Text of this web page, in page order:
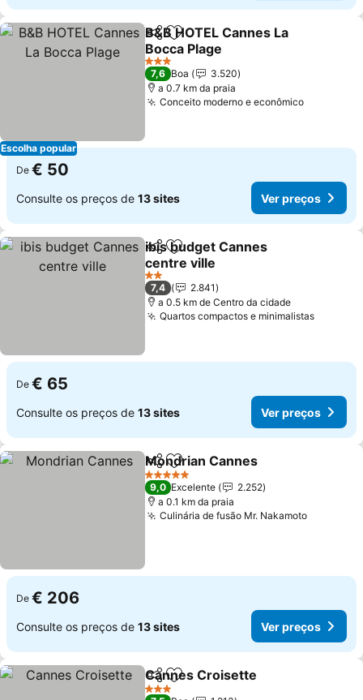
Escolha popular
PartilharAdicionar aos favoritos
B&B HOTEL Cannes La
Bocca Plage
3 Estrelas
7,6 Boa
3.520
a 0.7 km da praia
Conceito moderno e econômico
De € 50
Consulte os preços de 13 sites Ver preços
PartilharAdicionar aos favoritos
ibis budget Cannes
centre ville
2 Estrelas
7,4
2.841
a 0.5 km de Centro da cidade
Quartos compactos e minimalistas
De € 65
Consulte os preços de 13 sites Ver preços
PartilharAdicionar aos favoritos
Mondrian Cannes
5 Estrelas
9,0 Excelente
2.252
a 0.1 km da praia
Culinária de fusão Mr. Nakamoto
De € 206
Consulte os preços de 13 sites Ver preços
PartilharAdicionar aos favoritos
Cannes Croisette
3 Estrelas